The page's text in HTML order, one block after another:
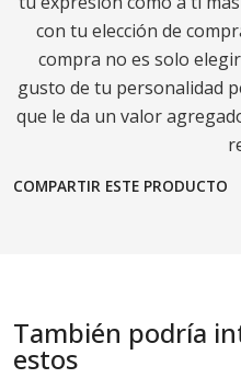
con tu elección de
compra no es solo
gusto de tu personalidad
que le da un valor
COMPARTIR ESTE PRODUCTO
También podría
estos